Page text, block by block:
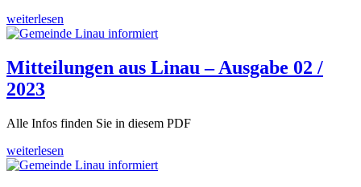
weiterlesen
Mitteilungen aus Linau – Ausgabe 02 /
2023
Alle Infos finden Sie in diesem PDF
weiterlesen